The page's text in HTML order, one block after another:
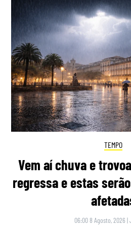
TEMPO
Vem aí chuva e
regressa e estas
06:00 8 Agosto, 2026 |